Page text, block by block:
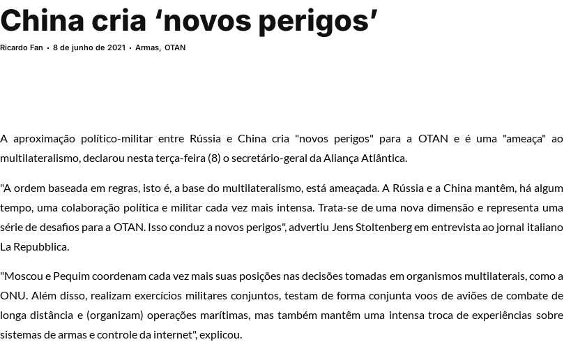
China cria ‘novos perigos’
Ricardo Fan 8 de junho de 2021 Armas,OTAN
A aproximação político-militar entre Rússia e China cria "novos perigos" para a OTAN e é uma "ameaça" ao
multilateralismo, declarou nesta terça-feira (8) o secretário-geral da Aliança Atlântica.
"A ordem baseada em regras, isto é, a base do multilateralismo, está ameaçada. A Rússia e a China mantêm, há algum
tempo, uma colaboração política e militar cada vez mais intensa. Trata-se de uma nova dimensão e representa uma
série de desafios para a OTAN. Isso conduz a novos perigos", advertiu Jens Stoltenberg em entrevista ao jornal italiano
La Repubblica.
"Moscou e Pequim coordenam cada vez mais suas posições nas decisões tomadas em organismos multilaterais, como a
ONU. Além disso, realizam exercícios militares conjuntos, testam de forma conjunta voos de aviões de combate de
longa distância e (organizam) operações marítimas, mas também mantêm uma intensa troca de experiências sobre
sistemas de armas e controle da internet", explicou.